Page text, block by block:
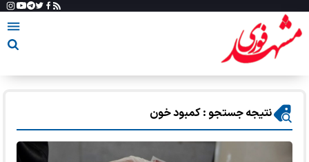
نتیجه جستجو : کمبود خون